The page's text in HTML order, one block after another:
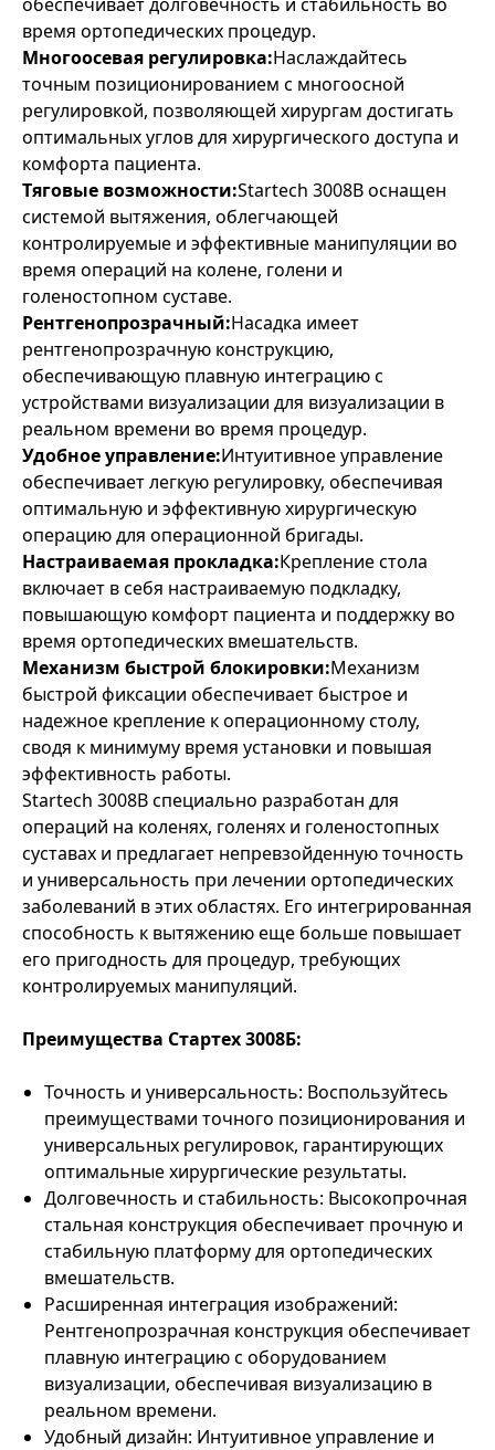
время ортопедических процедур.
Многоосевая регулировка:Наслаждайтесь
точным позиционированием с многоосной
регулировкой, позволяющей хирургам достигать
оптимальных углов для хирургического доступа и
комфорта пациента.
Тяговые возможности:Startech 3008B оснащен
системой вытяжения, облегчающей
контролируемые и эффективные манипуляции во
время операций на колене, голени и
голеностопном суставе.
Рентгенопрозрачный:Насадка имеет
рентгенопрозрачную конструкцию,
обеспечивающую плавную интеграцию с
устройствами визуализации для визуализации в
реальном времени во время процедур.
Удобное управление:Интуитивное управление
обеспечивает легкую регулировку, обеспечивая
оптимальную и эффективную хирургическую
операцию для операционной бригады.
Настраиваемая прокладка:Крепление стола
включает в себя настраиваемую подкладку,
повышающую комфорт пациента и поддержку во
время ортопедических вмешательств.
Механизм быстрой блокировки:Механизм
быстрой фиксации обеспечивает быстрое и
надежное крепление к операционному столу,
сводя к минимуму время установки и повышая
эффективность работы.
Startech 3008B специально разработан для
операций на коленях, голенях и голеностопных
суставах и предлагает непревзойденную точность
и универсальность при лечении ортопедических
заболеваний в этих областях. Его интегрированная
способность к вытяжению еще больше повышает
его пригодность для процедур, требующих
контролируемых манипуляций.
Преимущества Стартех 3008Б:
Точность и универсальность: Воспользуйтесь
преимуществами точного позиционирования и
универсальных регулировок, гарантирующих
оптимальные хирургические результаты.
Долговечность и стабильность: Высокопрочная
стальная конструкция обеспечивает прочную и
стабильную платформу для ортопедических
вмешательств.
Расширенная интеграция изображений:
Рентгенопрозрачная конструкция обеспечивает
плавную интеграцию с оборудованием
визуализации, обеспечивая визуализацию в
реальном времени.
Удобный дизайн: Интуитивное управление и